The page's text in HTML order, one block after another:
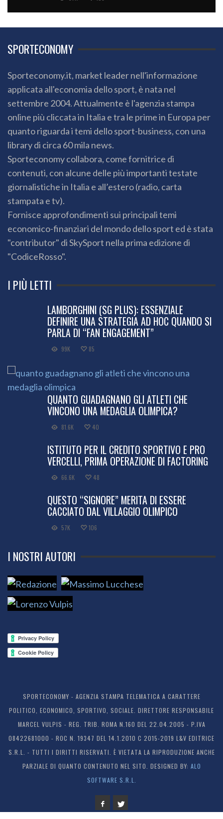
SPORTECONOMY
Sporteconomy.it, market leader nell'informazione
applicata all'economia dello sport, è nata nel
settembre 2004. Attualmente è l'agenzia stampa
online più cliccata in Italia e tra le prime in Europa per
quanto riguarda i temi dello sport-business, con una
library di circa 60 mila news.
Sporteconomy collabora, come fornitrice di
contenuti, con alcune delle più importanti testate
giornalistiche in Italia e all’estero (radio, carta
stampata e tv).
Fornisce approfondimenti sui principali temi
economico-finanziari del mondo dello sport ed è stata
"contributor" di SkySport nella prima edizione di
"CodiceRosso".
I PIÙ LETTI
LAMBORGHINI (SG PLUS): ESSENZIALE
DEFINIRE UNA STRATEGIA AD HOC QUANDO SI
PARLA DI “FAN ENGAGEMENT”
99K 85
QUANTO GUADAGNANO GLI ATLETI CHE
VINCONO UNA MEDAGLIA OLIMPICA?
81.6K 40
ISTITUTO PER IL CREDITO SPORTIVO E PRO
VERCELLI, PRIMA OPERAZIONE DI FACTORING
66.6K 48
QUESTO “SIGNORE” MERITA DI ESSERE
CACCIATO DAL VILLAGGIO OLIMPICO
57K 106
I NOSTRI AUTORI
SPORTECONOMY - AGENZIA STAMPA TELEMATICA A CARATTERE
POLITICO, ECONOMICO, SPORTIVO, SOCIALE. DIRETTORE RESPONSABILE
MARCEL VULPIS - REG. TRIB. ROMA N.160 DEL 22.04.2005 - P.IVA
08422681000 - ROC N. 19347 DEL 14.1.2010 C 2015-2019 L&V EDITRICE
S.R.L. - TUTTI I DIRITTI RISERVATI. È VIETATA LA RIPRODUZIONE ANCHE
PARZIALE DI QUANTO CONTENUTO NEL SITO. DESIGNED BY: ALO
SOFTWARE S.R.L.